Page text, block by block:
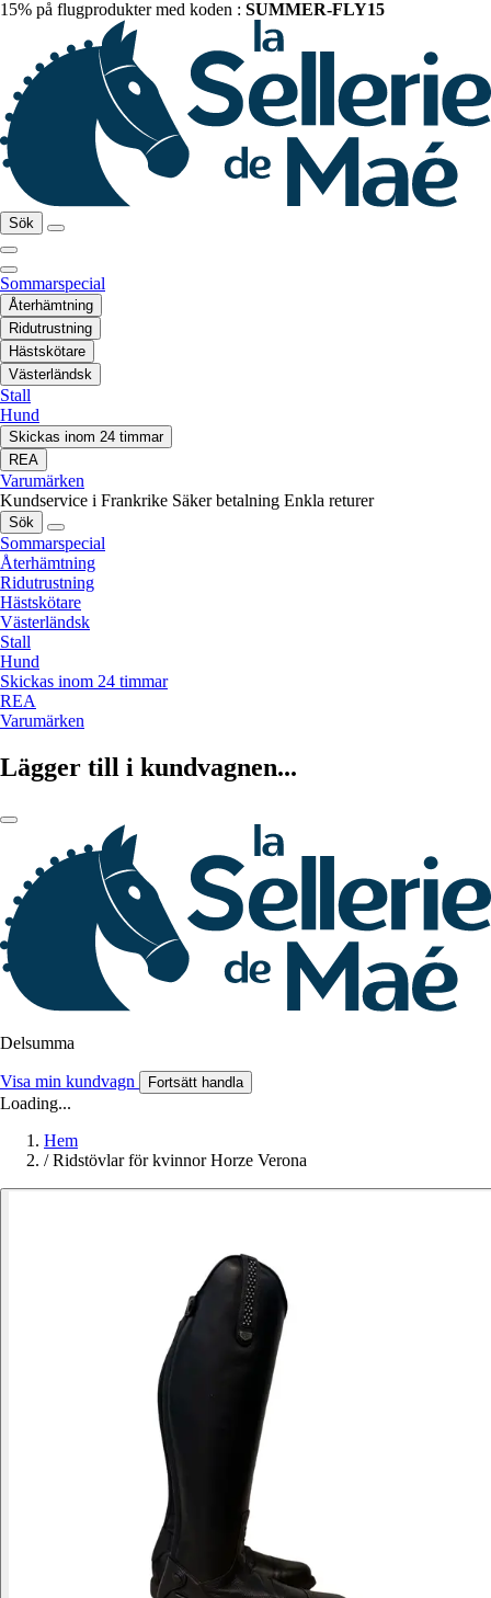
15% på flugprodukter med koden : SUMMER-FLY15
Sök
Sommarspecial
Återhämtning
Ridutrustning
Hästskötare
Västerländsk
Stall
Hund
Skickas inom 24 timmar
REA
Varumärken
Kundservice i Frankrike Säker betalning Enkla returer
Sök
Sommarspecial
Återhämtning
Ridutrustning
Hästskötare
Västerländsk
Stall
Hund
Skickas inom 24 timmar
REA
Varumärken
Lägger till i kundvagnen...
Delsumma
Visa min kundvagn Fortsätt handla
Loading...
Hem
/ Ridstövlar för kvinnor Horze Verona